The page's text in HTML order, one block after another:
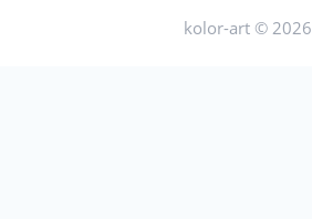
kolor-art © 2026